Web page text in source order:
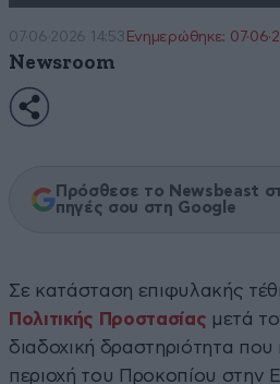
07·06·2026 14:53 Ενημερώθηκε:
Newsroom
Πρόσθεσε το Newsbeast
πηγές σου στη Google
Σε κατάσταση επιφυλακής
Πολιτικής Προστασίας μετά
διαδοχική δραστηριότητα
περιοχή του Προκοπίου στην